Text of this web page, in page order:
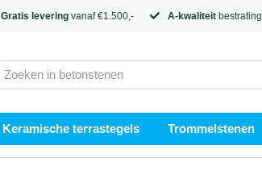
Gratis levering vanaf €1.500,- A-kwaliteit bestrating
Keramische terrastegels Trommelstenen